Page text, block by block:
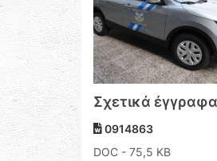
Σχετικά έγγραφα
0914863
DOC - 75,5 KB